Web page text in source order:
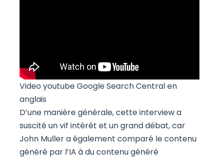
Video youtube Google Search Central en
anglais
D’une manière générale, cette interview a
suscité un vif intérêt et un grand débat, car
John Muller a également comparé le contenu
généré par l’IA à du contenu généré